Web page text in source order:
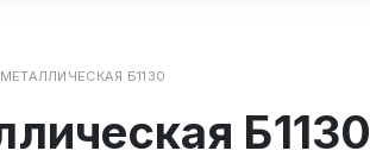
Б1130
Б1130